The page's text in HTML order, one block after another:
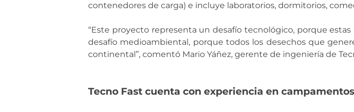
contenedores de carga) e incluye laboratorios, dormitorios,
“Este proyecto representa un desafío tecnológico, porque
desafío medioambiental, porque todos los desechos que
continental”, comentó Mario Yáñez, gerente de ingeniería de
Tecno Fast cuenta con experiencia en